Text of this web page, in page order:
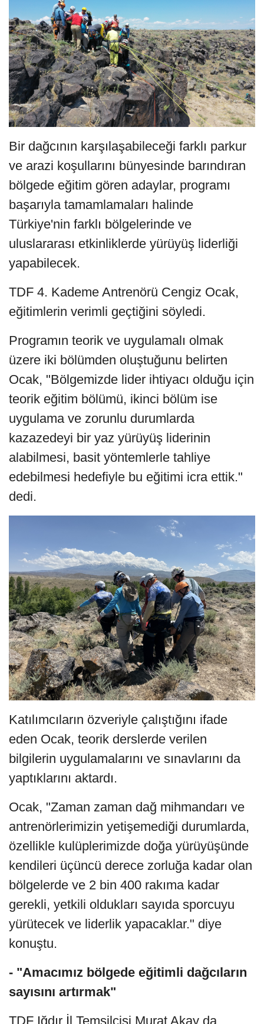
Bir dağcının karşılaşabileceği farklı parkur
ve arazi koşullarını bünyesinde barındıran
bölgede eğitim gören adaylar, programı
başarıyla tamamlamaları halinde
Türkiye'nin farklı bölgelerinde ve
uluslararası etkinliklerde yürüyüş liderliği
yapabilecek.
TDF 4. Kademe Antrenörü Cengiz Ocak,
eğitimlerin verimli geçtiğini söyledi.
Programın teorik ve uygulamalı olmak
üzere iki bölümden oluştuğunu belirten
Ocak, "Bölgemizde lider ihtiyacı olduğu için
teorik eğitim bölümü, ikinci bölüm ise
uygulama ve zorunlu durumlarda
kazazedeyi bir yaz yürüyüş liderinin
alabilmesi, basit yöntemlerle tahliye
edebilmesi hedefiyle bu eğitimi icra ettik."
dedi.
Katılımcıların özveriyle çalıştığını ifade
eden Ocak, teorik derslerde verilen
bilgilerin uygulamalarını ve sınavlarını da
yaptıklarını aktardı.
Ocak, "Zaman zaman dağ mihmandarı ve
antrenörlerimizin yetişemediği durumlarda,
özellikle kulüplerimizde doğa yürüyüşünde
kendileri üçüncü derece zorluğa kadar olan
bölgelerde ve 2 bin 400 rakıma kadar
gerekli, yetkili oldukları sayıda sporcuyu
yürütecek ve liderlik yapacaklar." diye
konuştu.
- "Amacımız bölgede eğitimli dağcıların
sayısını artırmak"
TDF Iğdır İl Temsilcisi Murat Akay da